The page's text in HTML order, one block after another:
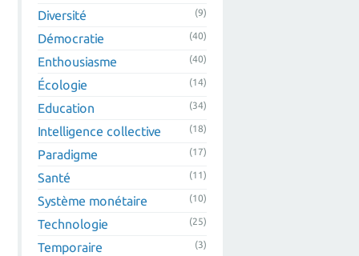
Diversité (9)
Démocratie (40)
Enthousiasme (40)
Écologie (14)
Education (34)
Intelligence collective (18)
Paradigme (17)
Santé (11)
Système monétaire (10)
Technologie (25)
Temporaire (3)